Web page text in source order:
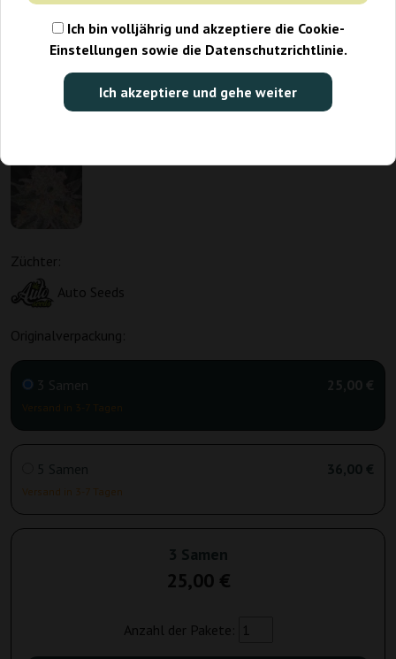
Ich bin volljährig und akzeptiere die Cookie-
Einstellungen sowie die Datenschutzrichtlinie.
Ich akzeptiere und gehe weiter
Züchter:
Auto Seeds
Originalverpackung:
3 Samen
Versand in 3-7 Tagen
25,00 €
5 Samen
Versand in 3-7 Tagen
36,00 €
3 Samen
25,00 €
Anzahl der Pakete: